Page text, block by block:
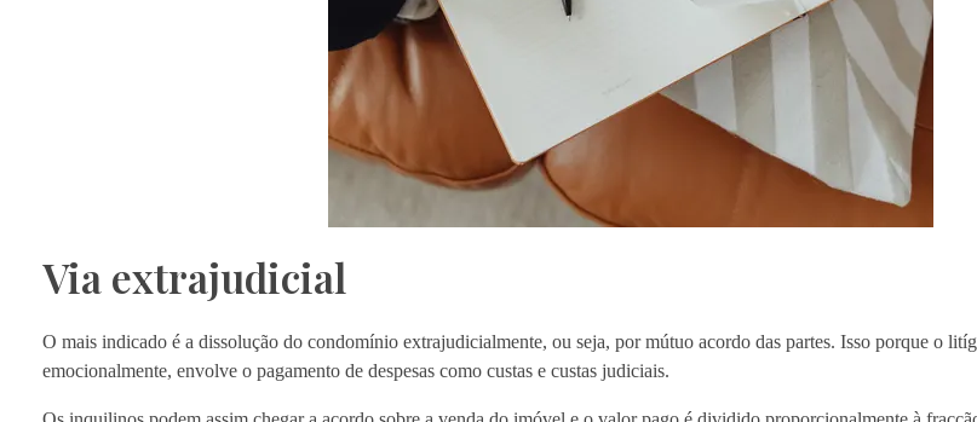
Via extrajudicial
O mais indicado é a dissolução do condomínio extrajudicialmente, ou seja, por mútuo acordo das partes. Isso porque o
emocionalmente, envolve o pagamento de despesas como custas e custas judiciais.